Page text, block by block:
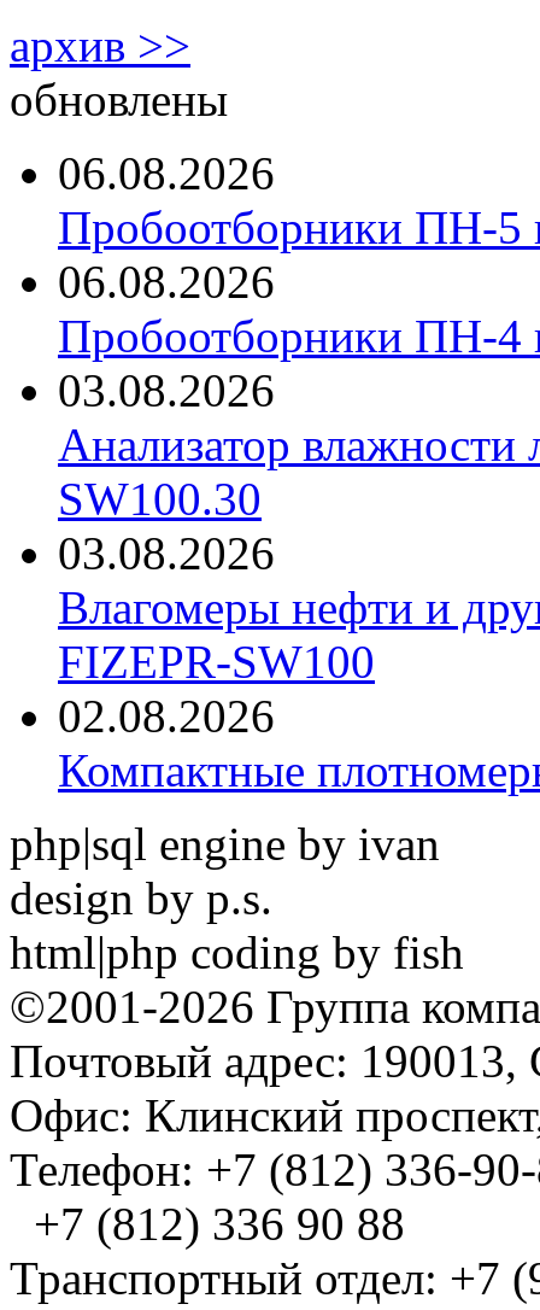
архив >>
обновлены
06.08.2026
Пробоотборники ПН-
06.08.2026
Пробоотборники ПН-
03.08.2026
Анализатор
SW100.30
03.08.2026
Влагомеры нефти и
FIZEPR-SW100
02.08.2026
Компактные
php|sql engine by ivan
design by p.s.
html|php coding by fish
©2001-2026 Группа
Почтовый адрес: 190013,
Офис: Клинский
Телефон: +7 (812) 336-
+7 (812) 336 90 88
Транспортный отдел: +7